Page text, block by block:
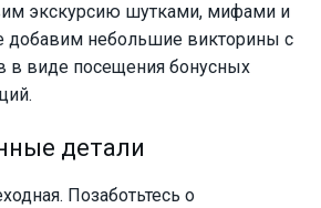
экскурсию шутками, мифами и
добавим небольшие викторины с
в виде посещения бонусных
детали
Позаботьтесь о